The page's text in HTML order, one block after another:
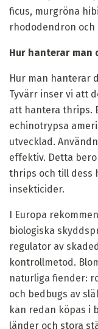
ficus, murgröna
rhododendron och
Hur hanterar man
Hur man hanterar
Tyvärr inser vi att
att hantera thrips.
echinotrypsa
utvecklad.
effektiv. Detta
thrips och till dess
insekticider.
I Europa
biologiska
regulator av
kontrollmetod.
naturliga fiender:
och bedbugs av
kan redan köpas i
länder och stora